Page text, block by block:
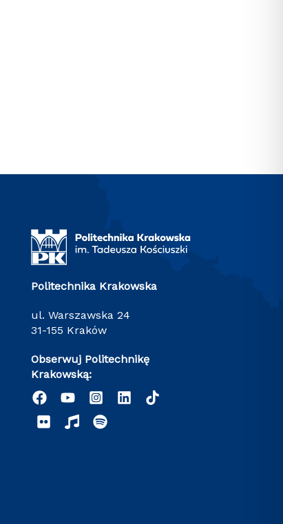
Politechnika Krakowska
ul. Warszawska 24
31-155 Kraków
Obserwuj Politechnikę
Krakowską: